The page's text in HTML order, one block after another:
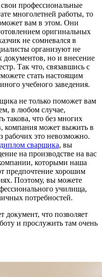
профессиональные
многолетней работы, то
вам в этом. Они
оригинальных
не сомневался в
организуют не
документов, но и внесение
Так что, связавшись с
стать настоящим
учебного заведения.
не только поможет вам
в любом случае,
такова, что без многих
компания может выжить в
рабочих это невозможно.
сварщика, вы
на производстве на вас
которыми наша
предпочтение хорошим
Поэтому, вы можете
училища,
потребностей.
документ, что позволяет
и прослужить там очень